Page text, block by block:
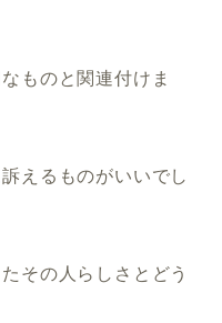
ものと関連付けま
えるものがいいでし
その人らしさとどう